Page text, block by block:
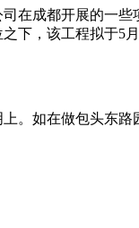
在成都开展的一
下，该工程拟于5
。如在做包头东路